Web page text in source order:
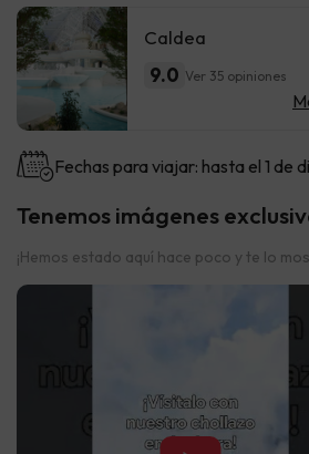
Caldea
9.0 Ver 35 opiniones
Fechas para viajar: hasta el 1 de
Tenemos imágenes
¡Hemos estado aquí hace poco y te lo